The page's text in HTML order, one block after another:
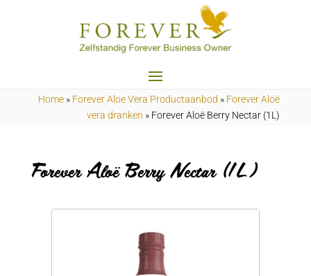
Home » Forever Aloe Vera Productaanbod » Forever Aloë
vera dranken » Forever Aloë Berry Nectar (1L)
Forever Aloë Berry Nectar (1L)